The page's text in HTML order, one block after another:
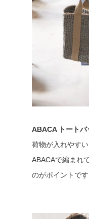
ABACA トートバ
荷物が入れやす
ABACAで編まれ
のがポイントです